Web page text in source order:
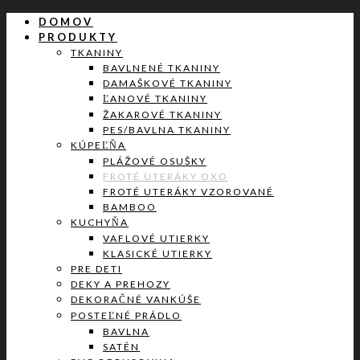
DOMOV
PRODUKTY
TKANINY
BAVLNENÉ TKANINY
DAMAŠKOVÉ TKANINY
ĽANOVÉ TKANINY
ŽAKAROVÉ TKANINY
PES/BAVLNA TKANINY
KÚPEĽŇA
PLÁŽOVÉ OSUŠKY
FROTÉ UTERÁKY OXO
FROTÉ UTERÁKY VZOROVANÉ
BAMBOO
KUCHYŇA
VAFLOVÉ UTIERKY
KLASICKÉ UTIERKY
PRE DETI
DEKY A PREHOZY
DEKORAČNÉ VANKÚŠE
POSTEĽNÉ PRÁDLO
BAVLNA
SATÉN